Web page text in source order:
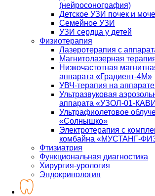
(нейросонография)
Детское УЗИ почек и
Семейное УЗИ
УЗИ сердца у детей
Физиотерапия
Лазеротерапия с
Магнитолазерная
Низкочастотная
аппарата «Градиент-4М»
УВЧ-терапия на
Ультразвуковая
аппарата «УЗОЛ-01-
Ультрафиолетовое
«Солнышко»
Электротерапия с
комбайна «МУСТАНГ-
Фтизиатрия
Функциональная диагностика
Хирургия-урология
Эндокринология